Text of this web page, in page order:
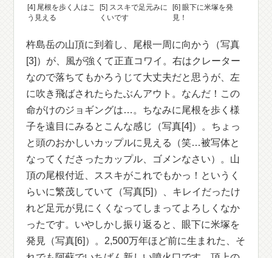
[4] 尾根を歩く人はこ
う見える
[5] ススキで足元みに
くいです
[6] 眼下に米塚を発
見！
杵島岳の山頂に到着し、尾根一周に向かう（写真
[3]）が、風が強くて正直コワイ。右はクレーター
なので落ちてもかろうじて大丈夫だと思うが、左
に吹き飛ばされたらたぶんアウト。なんだ！この
命がけのジョギングは…。ちなみに尾根を歩く様
子を遠目にみるとこんな感じ（写真[4]）。ちょっ
と頭のおかしいカップルに見える（笑…被写体と
なってくださったカップル、ゴメンなさい）。山
頂の尾根付近、ススキがこれでもかっ！というく
らいに繁茂していて（写真[5]）、キレイだったけ
れど足元が見にくくなってしまってよろしくなか
ったです。いやしかし振り返ると、眼下に米塚を
発見（写真[6]）。2,500万年ほど前に生まれた、そ